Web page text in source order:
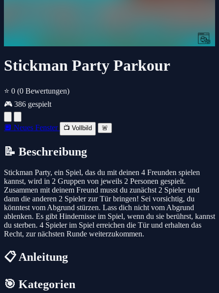
Stickman Party Parkour
⭐ 0 (0 Bewertungen)
🎮 386 gespielt
🔲 Neues Fenster 📺 Vollbild 🚨
📝 Beschreibung
Stickman Party, ein Spiel, das du mit deinen 4 Freunden spielen
kannst, wird in 2 Gruppen von jeweils 2 Personen gespielt.
Zusammen mit deinem Freund musst du zunächst 2 Spieler und
dann die anderen 2 Spieler zur Tür bringen! Sei vorsichtig, du
könntest vom Abgrund stürzen. Lass dich nicht vom Abgrund
ablenken. Es gibt Hindernisse im Spiel, wenn du sie berührst, kannst
du sterben. 4 Spieler im Spiel erreichen die Tür und erhalten das
Recht, zur nächsten Runde weiterzukommen.
📋 Anleitung
🎯 Kategorien